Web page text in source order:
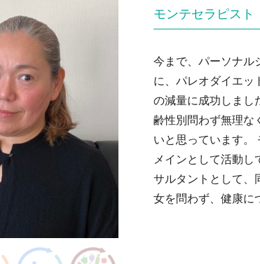
モンテセラピスト
今まで、パーソナル
に、パレオダイエッ
の減量に成功しまし
齢性別問わず無理な
いと思っています。
メインとして活動
サルタントとして、
女を問わず、健康に